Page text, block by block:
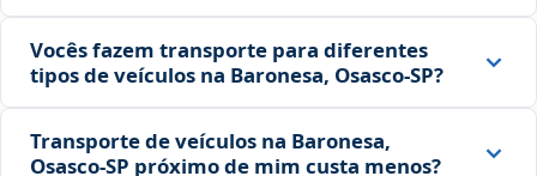
Vocês fazem transporte para diferentes
tipos de veículos na Baronesa, Osasco‑SP?
Transporte de veículos na Baronesa,
Osasco‑SP próximo de mim custa menos?